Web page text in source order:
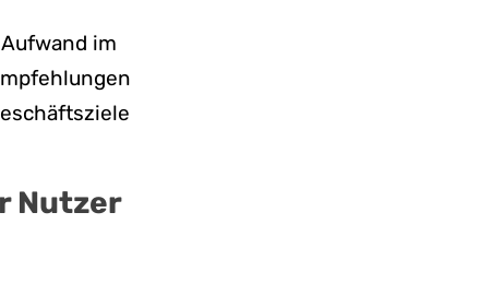
im
Nutzer